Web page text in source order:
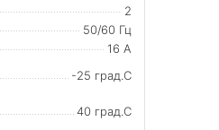
2
50/60 Гц
16 А
-25 град.C
40 град.C